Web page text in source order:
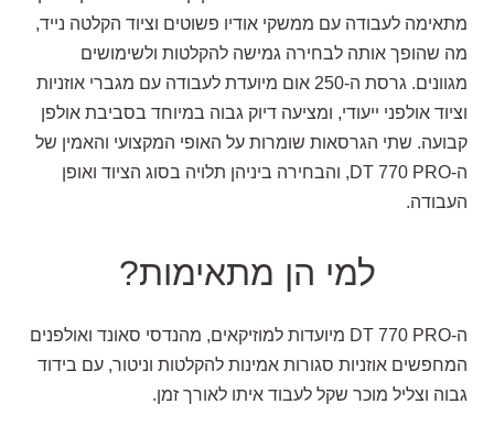
מתאימה לעבודה עם ממשקי אודיו פשוטים וציוד הקלטה נייד,
מה שהופך אותה לבחירה גמישה להקלטות ולשימושים
מגוונים. גרסת ה-250 אום מיועדת לעבודה עם מגברי אוזניות
וציוד אולפני ייעודי, ומציעה דיוק גבוה במיוחד בסביבת אולפן
קבועה. שתי הגרסאות שומרות על האופי המקצועי והאמין של
ה-DT 770 PRO, והבחירה ביניהן תלויה בסוג הציוד ואופן
העבודה.
למי הן מתאימות?
ה-DT 770 PRO מיועדות למוזיקאים, מהנדסי סאונד ואולפנים
המחפשים אוזניות סגורות אמינות להקלטות וניטור, עם בידוד
גבוה וצליל מוכר שקל לעבוד איתו לאורך זמן.